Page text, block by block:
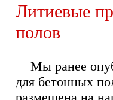
Литиевые
полов
Мы ранее
для бетонных